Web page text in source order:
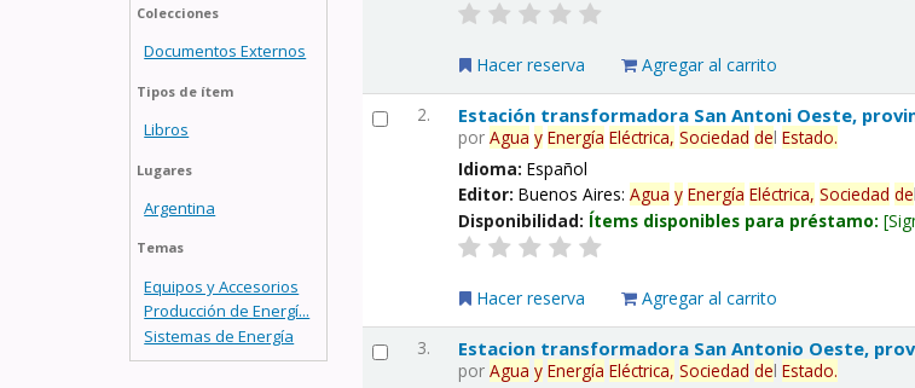
Colecciones
Documentos Externos
Tipos de ítem
Libros
Lugares
Argentina
Temas
Equipos y Accesorios
Producción de Energí...
Sistemas de Energía
Hacer reserva Agregar al carrito
2. Estación transformadora San Antoni Oeste,
porAgua y Energía Eléctrica, Sociedad delEstado.
Idioma:Español
Editor:Buenos Aires:Agua y Energía Eléctrica, Sociedad de
Disponibilidad: Ítems disponibles para préstamo:
Hacer reserva Agregar al carrito
3. Estacion transformadora San Antonio Oeste,
porAgua y Energía Eléctrica, Sociedad delEstado.